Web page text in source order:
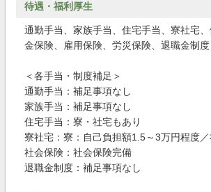
待遇・福利厚生
通勤手当、家族手当、住宅手当、寮社宅
金保険、雇用保険、労災保険、退職金制度
＜各手当・制度補足＞
通勤手当：補足事項なし
家族手当：補足事項なし
住宅手当：寮・社宅もあり
寮社宅：寮：自己負担額1.5～3万円程度／
社会保険：社会保険完備
退職金制度：補足事項なし